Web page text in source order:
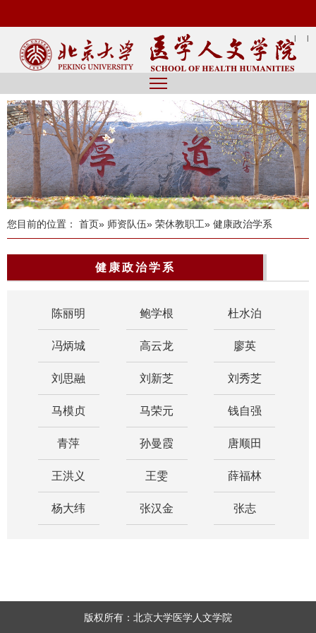
| |
您目前的位置： 首页» 师资队伍» 荣休教职工» 健康政治学系
健康政治学系
陈丽明 鲍学根 杜水泊
冯炳城 高云龙 廖英
刘思融 刘新芝 刘秀芝
马模贞 马荣元 钱自强
青萍 孙曼霞 唐顺田
王洪义 王雯 薛福林
杨大纬 张汉金 张志
版权所有：北京大学医学人文学院